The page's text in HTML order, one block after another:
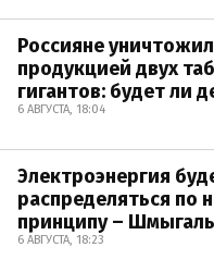
Россияне
продукцией двух
гигантов: будет ли
6 АВГУСТА, 18:04
Электроэнергия
распределяться по
принципу – Шмыгаль
6 АВГУСТА, 18:23